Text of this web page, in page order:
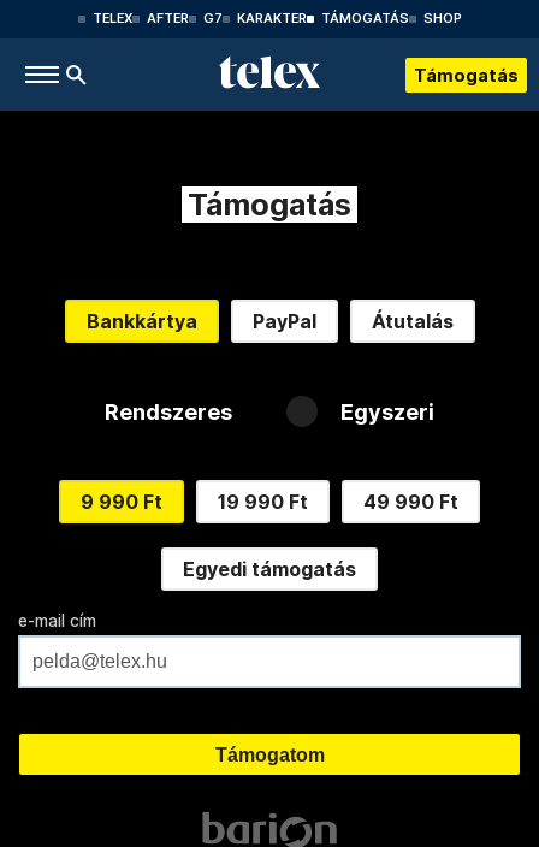
TELEX AFTER G7 KARAKTER TÁMOGATÁS SHOP
Támogatás
Támogatás
Bankkártya PayPal Átutalás
Rendszeres Egyszeri
9 990 Ft 19 990 Ft 49 990 Ft
Egyedi támogatás
e-mail cím